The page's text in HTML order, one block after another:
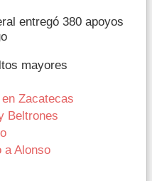
entregó 380 apoyos
mayores
Zacatecas
Beltrones
a Alonso